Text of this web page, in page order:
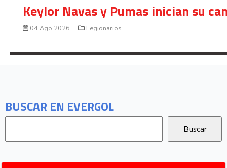
BUSCAR EN EVERGOL
Keylor Navas y Pumas inician su
04 Ago 2026 Legionarios